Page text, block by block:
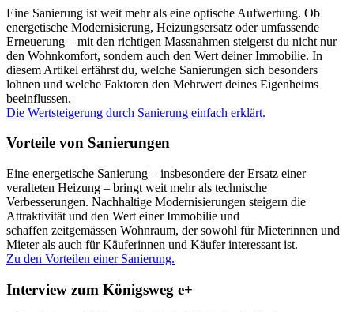
Eine Sanierung ist weit mehr als eine optische Aufwertung. Ob
energetische Modernisierung, Heizungsersatz oder umfassende
Erneuerung – mit den richtigen Massnahmen steigerst du nicht nur
den Wohnkomfort, sondern auch den Wert deiner Immobilie. In
diesem Artikel erfährst du, welche Sanierungen sich besonders
lohnen und welche Faktoren den Mehrwert deines Eigenheims
beeinflussen.
Die Wertsteigerung durch Sanierung einfach erklärt.
Vorteile von Sanierungen
Eine energetische Sanierung – insbesondere der Ersatz einer
veralteten Heizung – bringt weit mehr als technische
Verbesserungen. Nachhaltige Modernisierungen steigern die
Attraktivität und den Wert einer Immobilie und
schaffen zeitgemässen Wohnraum, der sowohl für Mieterinnen und
Mieter als auch für Käuferinnen und Käufer interessant ist.
Zu den Vorteilen einer Sanierung.
Interview zum Königsweg e+